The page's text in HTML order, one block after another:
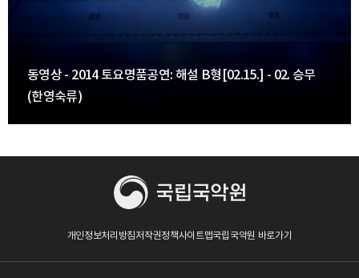
동영상 - 2014 토요명품공연: 해설 B형[02.15.] - 02. 승무
(한영숙류)
개인정보처리방침저작권정책사이트맵국립국악원 바로가기